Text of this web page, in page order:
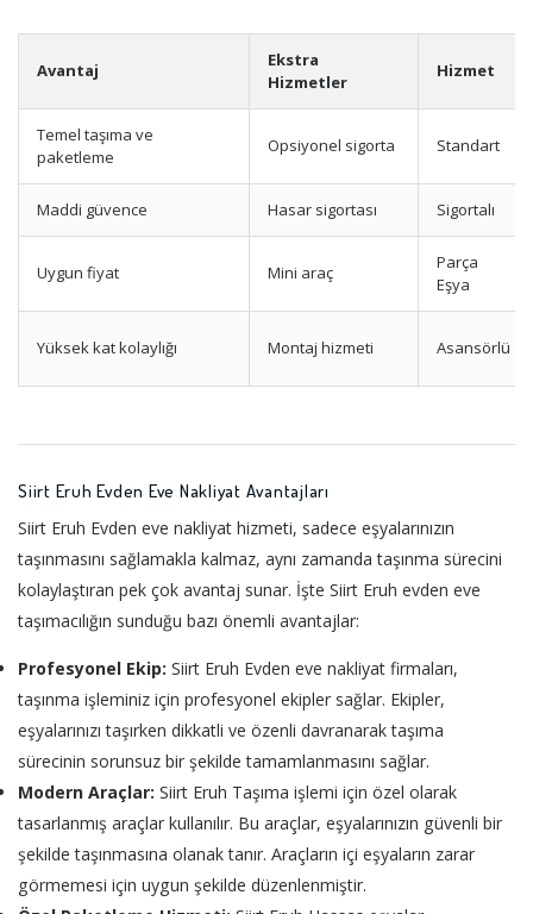
Avantaj
Ekstra
Hizmetler
Hizmet
Temel taşıma ve
paketleme
Opsiyonel sigorta Standart
Maddi güvence Hasar sigortası Sigortalı
Uygun fiyat Mini araç
Parça
Eşya
Yüksek kat kolaylığı Montaj hizmeti Asansörlü
Siirt Eruh Evden Eve Nakliyat Avantajları
Siirt Eruh Evden eve nakliyat hizmeti, sadece eşyalarınızın
taşınmasını sağlamakla kalmaz, aynı zamanda taşınma sürecini
kolaylaştıran pek çok avantaj sunar. İşte Siirt Eruh evden eve
taşımacılığın sunduğu bazı önemli avantajlar:
Profesyonel Ekip: Siirt Eruh Evden eve nakliyat firmaları,
taşınma işleminiz için profesyonel ekipler sağlar. Ekipler,
eşyalarınızı taşırken dikkatli ve özenli davranarak taşıma
sürecinin sorunsuz bir şekilde tamamlanmasını sağlar.
Modern Araçlar: Siirt Eruh Taşıma işlemi için özel olarak
tasarlanmış araçlar kullanılır. Bu araçlar, eşyalarınızın güvenli bir
şekilde taşınmasına olanak tanır. Araçların içi eşyaların zarar
görmemesi için uygun şekilde düzenlenmiştir.